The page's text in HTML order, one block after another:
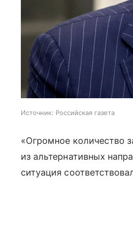
Источник: Российская газета
«Огромное количество
из альтернативных
ситуация